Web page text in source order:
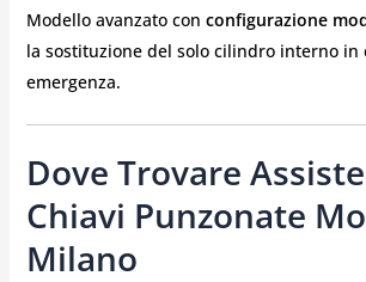
Modello avanzato con configurazione
la sostituzione del solo cilindro interno in
emergenza.
Dove Trovare
Chiavi Punzonate
Milano